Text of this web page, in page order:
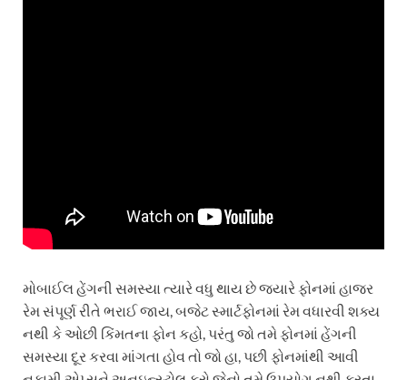
મોબાઈલ હેંગની સમસ્યા ત્યારે વધુ થાય છે જ્યારે ફોનમાં હાજર
રેમ સંપૂર્ણ રીતે ભરાઈ જાય, બજેટ સ્માર્ટફોનમાં રેમ વધારવી શક્ય
નથી કે ઓછી કિંમતના ફોન કહો, પરંતુ જો તમે ફોનમાં હેંગની
સમસ્યા દૂર કરવા માંગતા હોવ તો જો હા, પછી ફોનમાંથી આવી